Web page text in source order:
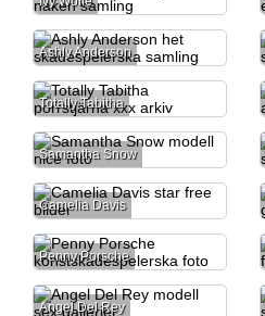
Ashly Anderson
Totally Tabitha
Samantha Snow
Camelia Davis
Penny Porsche
Angel Del Rey